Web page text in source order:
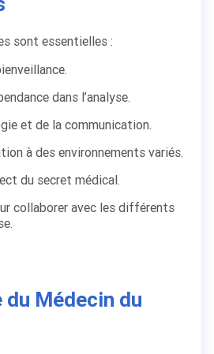
sont essentielles :
dans l’analyse.
et de la communication.
à des environnements variés.
du secret médical.
collaborer avec les différents
du Médecin du